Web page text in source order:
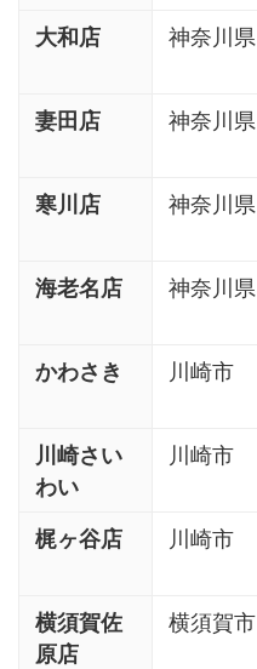
大和店
神奈川県
妻田店
神奈川県
寒川店
神奈川県
海老名店
神奈川県
かわさき
川崎市
川崎さい
わい
川崎市
梶ヶ谷店
川崎市
横須賀佐
原店
横須賀市